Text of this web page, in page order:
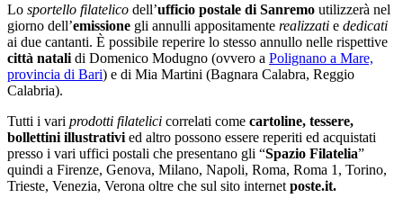
Lo sportello filatelico dell’ufficio postale di Sanremo utilizzerà nel
giorno dell’emissione gli annulli appositamente realizzati e dedicati
ai due cantanti. È possibile reperire lo stesso annullo nelle rispettive
città natali di Domenico Modugno (ovvero a Polignano a Mare,
provincia di Bari) e di Mia Martini (Bagnara Calabra, Reggio
Calabria).
Tutti i vari prodotti filatelici correlati come cartoline, tessere,
bollettini illustrativi ed altro possono essere reperiti ed acquistati
presso i vari uffici postali che presentano gli “Spazio Filatelia”
quindi a Firenze, Genova, Milano, Napoli, Roma, Roma 1, Torino,
Trieste, Venezia, Verona oltre che sul sito internet poste.it.